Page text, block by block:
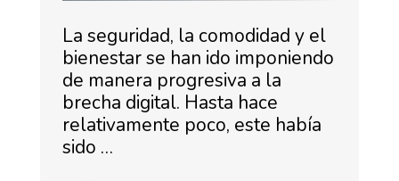
La seguridad, la comodidad y el
bienestar se han ido imponiendo
de manera progresiva a la
brecha digital. Hasta hace
relativamente poco, este había
sido …